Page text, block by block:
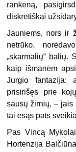
rankeną,
diskretiškai
Jauniems, nors ir
netrūko,
„skarmalių“ balių.
kaip išmanėm
Jurgio fantazija:
prisirišęs prie
sausų žirnių, – jais
tai esąs pats
Pas Vincą
Hortenzija